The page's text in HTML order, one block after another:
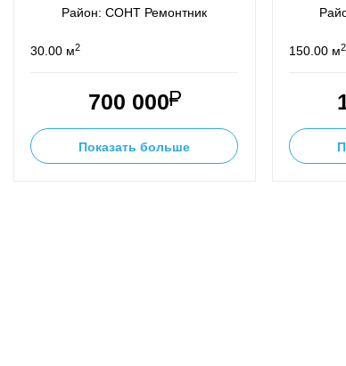
Район: СОНТ Ремонтник
30.00 м2
700 000
Показать больше
150.00 м2